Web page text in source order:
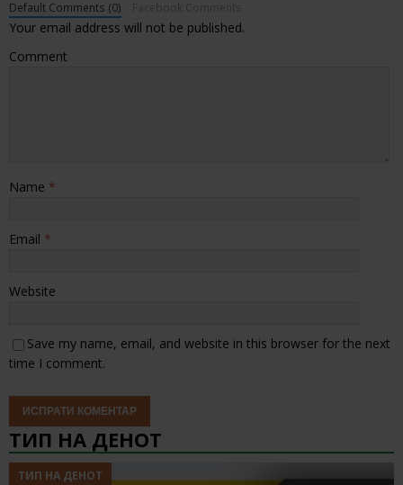
Default Comments (0)
Your email address will not be published.
Comment
Name *
Email *
Website
Save my name, email, and website in this browser for the next
time I comment.
ТИП НА ДЕНОТ
ТИП НА ДЕНОТ